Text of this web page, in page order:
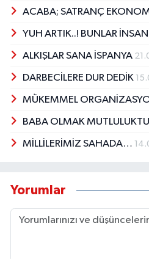
ACABA; SATRANÇ
YUH ARTIK..! BUNLAR
ALKIŞLAR SANA İSPANYA
DARBECİLERE DUR DEDİK
MÜKEMMEL
BABA OLMAK
MİLLİLERİMİZ SAHADA…
Yorumlar